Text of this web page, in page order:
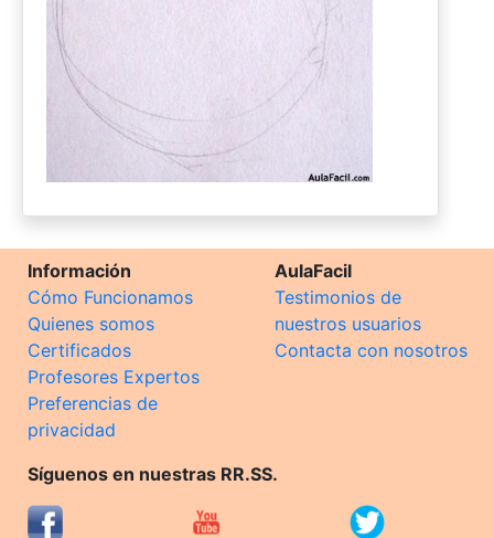
Información
Cómo Funcionamos
Quienes somos
Certificados
Profesores Expertos
Preferencias de
privacidad
AulaFacil
Testimonios de
nuestros usuarios
Contacta con nosotros
Síguenos en nuestras RR.SS.